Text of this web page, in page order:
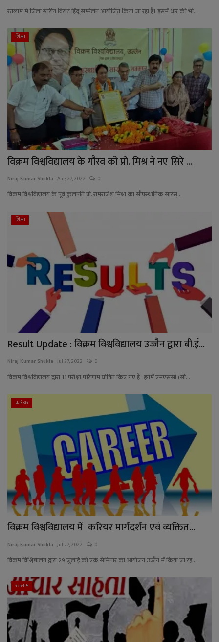
रतलाम में जिला स्तरीय विराट हिंदू सम्मेलन आयोजित किया जा रहा है। इसमें धार की भो...
शिक्षा
विक्रम विश्वविद्यालय के गौरव को प्रो. मिश्र ने नए सिरे ...
Niraj Kumar Shukla Aug 27, 2022 0
विक्रम विश्वविद्यालय के पूर्व कुलपति प्रो. रामराजेश मिश्रा का सौप्रस्थानिक सारस्...
शिक्षा
Result Update : विक्रम विश्वविद्यालय उज्जैन द्वारा बी.ई...
Niraj Kumar Shukla Jul 27, 2022 0
विक्रम विश्वविद्यालय द्वारा 11 परीक्षा परिणाम घोषित किए गए हैं। इनमें एमएससी (सी...
करियर
विक्रम विश्वविद्यालय में करियर मार्गदर्शन एवं व्यक्तित...
Niraj Kumar Shukla Jul 27, 2022 0
विक्रम विश्विद्यालय द्वारा 29 जुलाई को एक सेमिनार का आयोजन उज्जैन में किया जा रह...
रतलाम